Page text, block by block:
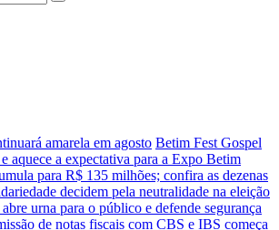
amarela em agosto Betim Fest Gospel
aquece a expectativa para a Expo Betim
para R$ 135 milhões; confira as dezenas
decidem pela neutralidade na eleição
urna para o público e defende segurança
de notas fiscais com CBS e IBS começa